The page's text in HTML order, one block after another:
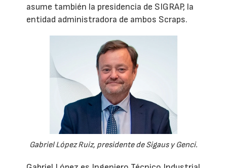
asume también la presidencia de SIGRAP, la
entidad administradora de ambos Scraps.
Gabriel López Ruiz, presidente de Sigaus y Genci.